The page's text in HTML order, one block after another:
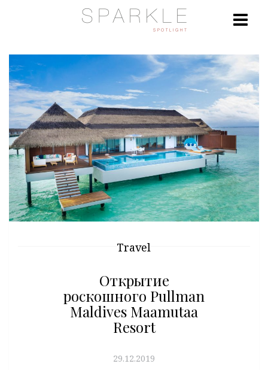
Travel
Открытие
роскошного Pullman
Maldives Maamutaa
Resort
29.12.2019